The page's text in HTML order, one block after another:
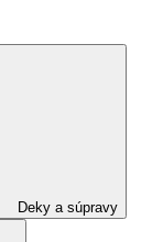
Deky a súpravy